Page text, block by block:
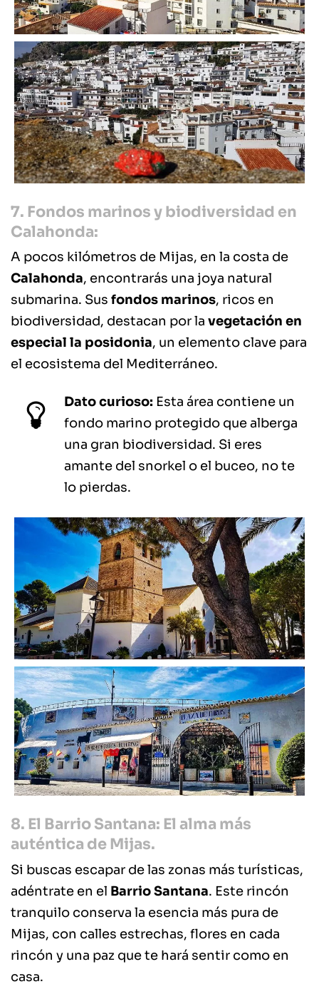
7. Fondos marinos y biodiversidad en
Calahonda:
A pocos kilómetros de Mijas, en la costa de
Calahonda, encontrarás una joya natural
submarina. Sus fondos marinos, ricos en
biodiversidad, destacan por la vegetación en
especial la posidonia, un elemento clave para
el ecosistema del Mediterráneo.
Dato curioso: Esta área contiene un
fondo marino protegido que alberga
una gran biodiversidad. Si eres
amante del snorkel o el buceo, no te
lo pierdas.
8. El Barrio Santana: El alma más
auténtica de Mijas.
Si buscas escapar de las zonas más turísticas,
adéntrate en el Barrio Santana. Este rincón
tranquilo conserva la esencia más pura de
Mijas, con calles estrechas, flores en cada
rincón y una paz que te hará sentir como en
casa.